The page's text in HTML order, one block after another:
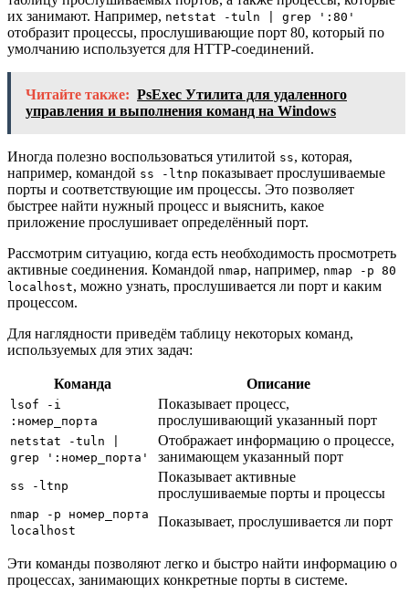
их занимают. Например, netstat -tuln | grep ':80'
отобразит процессы, прослушивающие порт 80, который по
умолчанию используется для HTTP-соединений.
Читайте также: PsExec Утилита для удаленного
управления и выполнения команд на Windows
Иногда полезно воспользоваться утилитой ss, которая,
например, командой ss -ltnp показывает прослушиваемые
порты и соответствующие им процессы. Это позволяет
быстрее найти нужный процесс и выяснить, какое
приложение прослушивает определённый порт.
Рассмотрим ситуацию, когда есть необходимость просмотреть
активные соединения. Командой nmap, например, nmap -p 80
localhost, можно узнать, прослушивается ли порт и каким
процессом.
Для наглядности приведём таблицу некоторых команд,
используемых для этих задач:
Команда Описание
lsof -i
:номер_порта
Показывает процесс,
прослушивающий указанный порт
netstat -tuln |
grep ':номер_порта'
Отображает информацию о процессе,
занимающем указанный порт
ss -ltnp
Показывает активные
прослушиваемые порты и процессы
nmap -p номер_порта
localhost
Показывает, прослушивается ли порт
Эти команды позволяют легко и быстро найти информацию о
процессах, занимающих конкретные порты в системе.